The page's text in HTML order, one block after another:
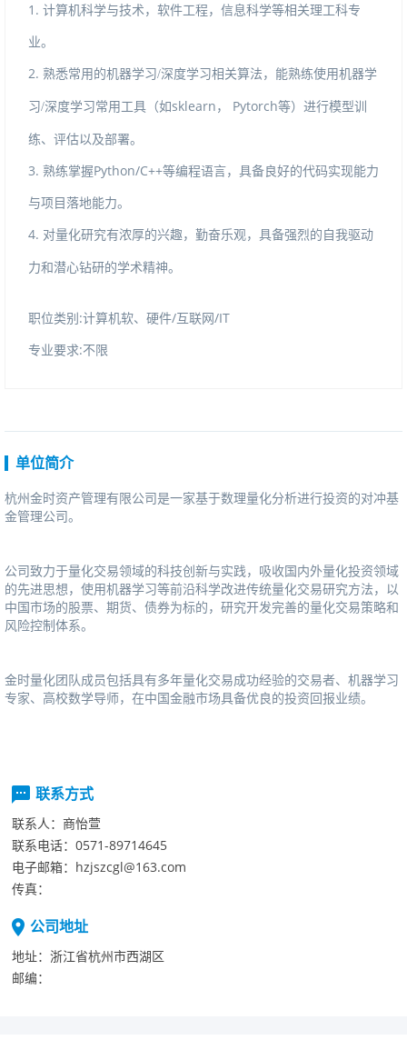
1.计算机科学与技术，软件工程，信息科学等相关理工科专
业。
2. 熟悉常用的机器学习/深度学习相关算法，能熟练使用机器学
习/深度学习常用工具（如sklearn ，
Pytorch等）进行模型训
练、评估以及部署。
3.熟练掌握Python/C++等编程语言，具备良好的代码实现能力
与项目落地能力。
4.对量化研究有浓厚的兴趣，
勤奋乐观， 具备强烈的 自我驱动
力和潜心钻研的学术精神。
职位类别:计算机软、硬件/互联网/IT
专业要求:不限
单位简介
杭州金时资产管理有限公司是一家基于数理量化分析进行投资的对冲基
金管理公司。
公司致力于量化交易领域的科技创新与实践，吸收国内外量化投资领域
的先进思想，使用机器学习等前沿科学改进传统量化交易研究方法，以
中国市场的股票、期货、债券为标的，研究开发完善的量化交易策略和
风险控制体系。
金时量化团队成员包括具有多年量化交易成功经验的交易者、机器学习
专家、高校数学导师，在中国金融市场具备优良的投资回报业绩。
联系方式
联系人： 商怡萱
联系电话： 0571-89714645
电子邮箱： hzjszcgl@163.com
传真：
公司地址
地址： 浙江省杭州市西湖区
邮编：